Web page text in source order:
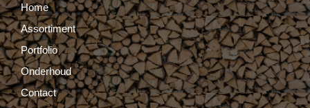
Home
Assortiment
Portfolio
Onderhoud
Contact